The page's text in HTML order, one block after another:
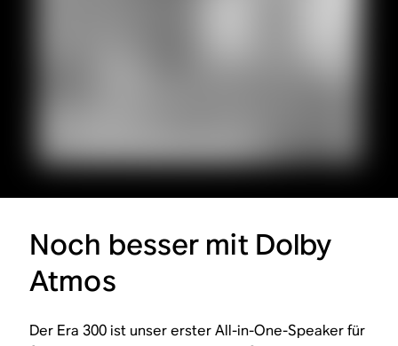
Noch besser mit Dolby
Atmos
Der Era 300 ist unser erster All-in-One-Speaker für